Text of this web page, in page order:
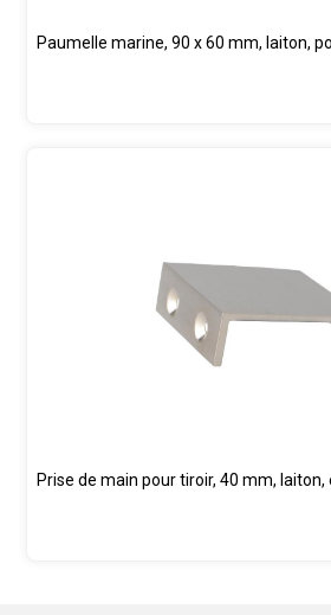
Paumelle marine, 90 x 60 mm, laiton,
Prise de main pour tiroir, 40 mm,